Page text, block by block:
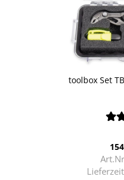
tool­box Set